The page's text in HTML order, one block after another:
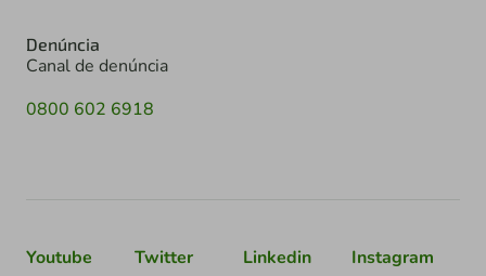
Denúncia
Canal de denúncia
0800 602 6918
Youtube Twitter Linkedin Instagram